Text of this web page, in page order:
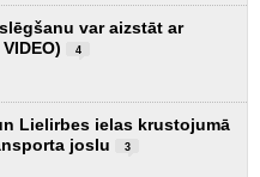
var aizstāt ar
4
Lielirbes ielas krustojumā
joslu
3